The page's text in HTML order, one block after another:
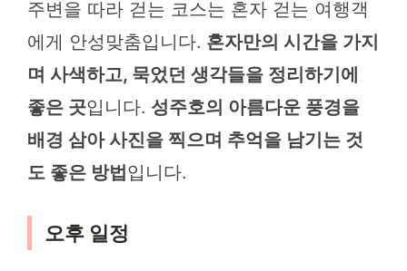
주변을 따라 걷는 코스는 혼자 걷는 여행객
에게 안성맞춤입니다. 혼자만의 시간을 가지
며 사색하고, 묵었던 생각들을 정리하기에
좋은 곳입니다. 성주호의 아름다운 풍경을
배경 삼아 사진을 찍으며 추억을 남기는 것
도 좋은 방법입니다.
오후 일정